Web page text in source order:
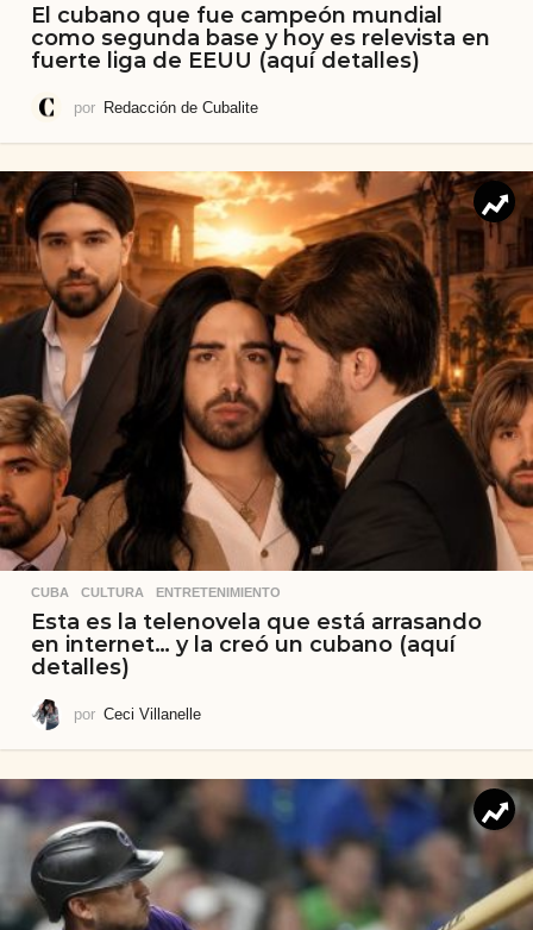
El cubano que fue campeón mundial
como segunda base y hoy es relevista en
fuerte liga de EEUU (aquí detalles)
por Redacción de Cubalite
CUBA ,CULTURA ,ENTRETENIMIENTO
Esta es la telenovela que está arrasando
en internet… y la creó un cubano (aquí
detalles)
por Ceci Villanelle